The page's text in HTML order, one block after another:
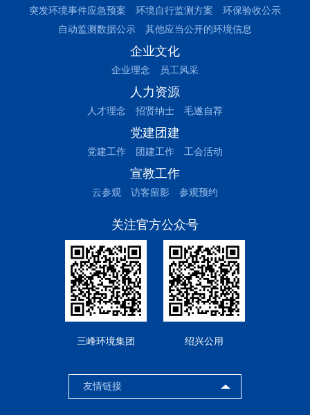
突发环境事件应急预案 环境自行监测方案
环保验收公示
自动监测数据公示
其他应当公开的环境信息
企业文化
企业理念 员工风采
人力资源
人才理念 招贤纳士 毛遂自荐
党建团建
党建工作 团建工作 工会活动
宣教工作
云参观 访客留影 参观预约
关注官方公众号
三峰环境集团 绍兴公用